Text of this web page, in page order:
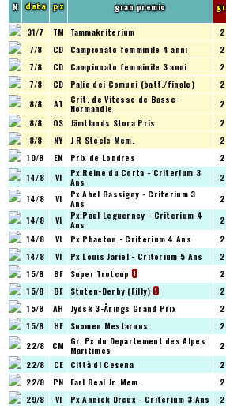
N data pz gran premio
31/7 TM Tammakriterium 2
7/8
CD Campionato femminile 4 anni 2
7/8
CD Campionato femminile 3 anni 2
7/8
CD Palio dei Comuni (batt./finale) 2
8/8
AT Crit. de Vitesse de Basse-
Normandie 2
8/8
OS Jämtlands Stora Pris 2
8/8
NY J R Steele Mem. 2
10/8
EN Prix de Londres 2
14/8
VI Px Reine du Corta - Criterium 3
Ans 2
14/8
VI Px Abel Bassigny - Criterium 3
Ans 2
14/8
VI Px Paul Leguerney - Criterium 4
Ans 2
14/8
VI Px Phaeton - Criterium 4 Ans 2
14/8
VI Px Louis Jariel - Criterium 5 Ans 2
15/8
BF Super Trotcup 1 2
15/8
BF Stuten-Derby (Filly) 1 2
15/8
AH Jydsk 3-Årings Grand Prix 2
15/8
HE Suomen Mestaruus 2
22/8
CM Gr. Px du Departement des Alpes
Maritimes 2
22/8
CE Città di Cesena 2
22/8
PN Earl Beal Jr. Mem. 2
29/8
VI Px Annick Dreux - Criterium 3 Ans 2